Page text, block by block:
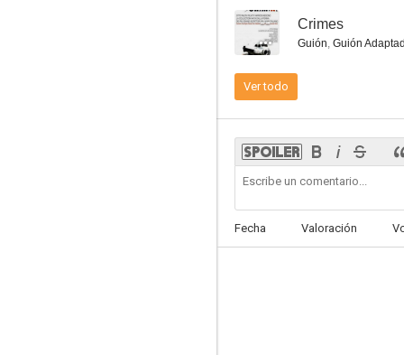
-- Crimes
Guión, Guión
Ver todo
Fecha Valoración